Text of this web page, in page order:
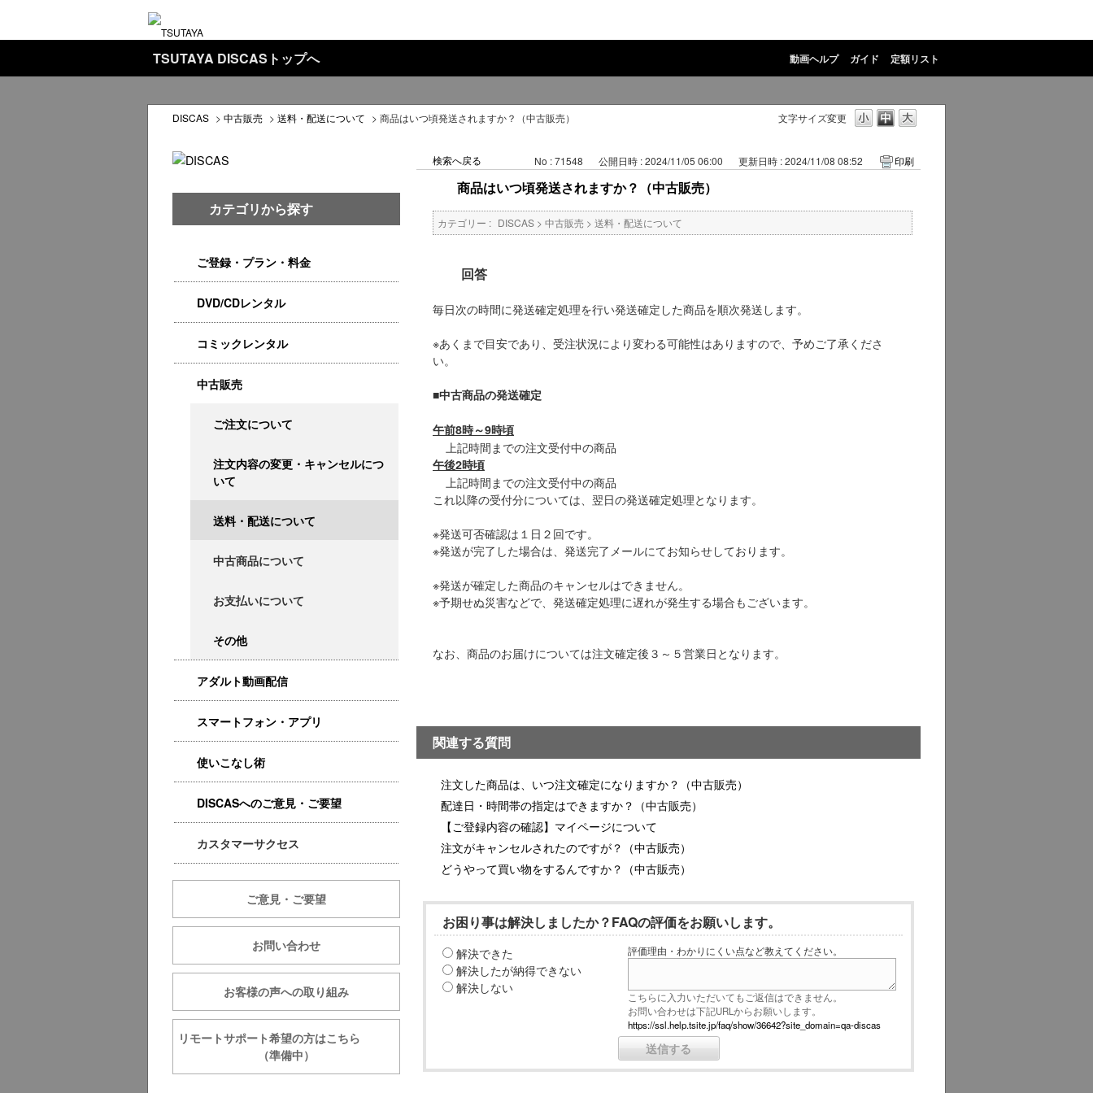
TSUTAYA DISCASトップへ 動画ヘルプ ガイド 定額リスト
文字サイズ変更
DISCAS > 中古販売 > 送料・配送について > 商品はいつ頃発送されますか？（中古販売）
カテゴリから探す
ご登録・プラン・料金
DVD/CDレンタル
コミックレンタル
中古販売
ご注文について
注文内容の変更・キャンセルにつ
いて
送料・配送について
中古商品について
お支払いについて
その他
アダルト動画配信
スマートフォン・アプリ
使いこなし術
DISCASへのご意見・ご要望
カスタマーサクセス
ご意見・ご要望
お問い合わせ
お客様の声への取り組み
リモートサポート希望の方はこちら
（準備中）
検索へ戻る No : 71548 公開日時 : 2024/11/05 06:00 更新日時 : 2024/11/08 08:52 印刷
商品はいつ頃発送されますか？（中古販売）
カテゴリー : DISCAS > 中古販売 > 送料・配送について
回答
毎日次の時間に発送確定処理を行い発送確定した商品を順次発送します。
※あくまで目安であり、受注状況により変わる可能性はありますので、予めご了承くださ
い。
■中古商品の発送確定
午前8時～9時頃
上記時間までの注文受付中の商品
午後2時頃
上記時間までの注文受付中の商品
これ以降の受付分については、翌日の発送確定処理となります。
※発送可否確認は１日２回です。
※発送が完了した場合は、発送完了メールにてお知らせしております。
※発送が確定した商品のキャンセルはできません。
※予期せぬ災害などで、発送確定処理に遅れが発生する場合もございます。
なお、商品のお届けについては注文確定後３～５営業日となります。
関連する質問
注文した商品は、いつ注文確定になりますか？（中古販売）
配達日・時間帯の指定はできますか？（中古販売）
【ご登録内容の確認】マイページについて
注文がキャンセルされたのですが？（中古販売）
どうやって買い物をするんですか？（中古販売）
お困り事は解決しましたか？FAQの評価をお願いします。
解決できた
解決したが納得できない
解決しない
評価理由・わかりにくい点など教えてください。
こちらに入力いただいてもご返信はできません。
お問い合わせは下記URLからお願いします。
https://ssl.help.tsite.jp/faq/show/36642?site_domain=qa-discas